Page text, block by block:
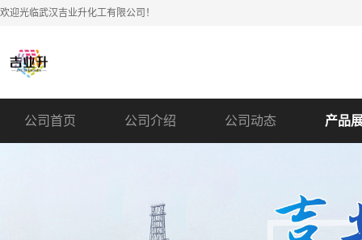
欢迎光临武汉吉业升化工有限公司！
公司首页 公司介绍 公司动态 产品